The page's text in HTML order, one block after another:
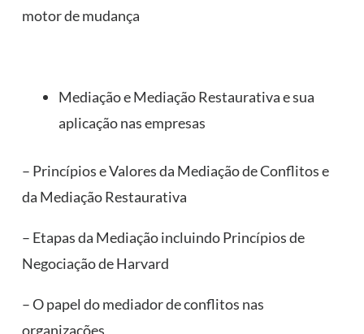
motor de mudança
Mediação e Mediação Restaurativa e sua
aplicação nas empresas
– Princípios e Valores da Mediação de Conflitos e
da Mediação Restaurativa
– Etapas da Mediação incluindo Princípios de
Negociação de Harvard
– O papel do mediador de conflitos nas
organizações